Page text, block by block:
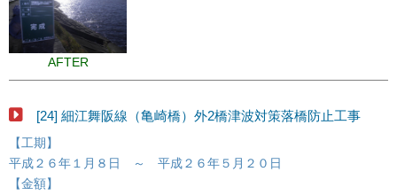
AFTER
[24] 細江舞阪線（亀崎橋）外2橋津波対策落橋防止工事
【工期】
平成２６年１月８日 ～ 平成２６年５月２０日
【金額】